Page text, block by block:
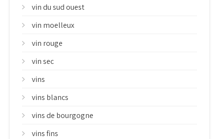
vin du sud ouest
vin moelleux
vin rouge
vin sec
vins
vins blancs
vins de bourgogne
vins fins